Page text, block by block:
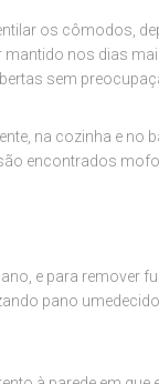
os cômodos,
mantido nos dias
sem
na cozinha e no
encontrados
e para remover
pano